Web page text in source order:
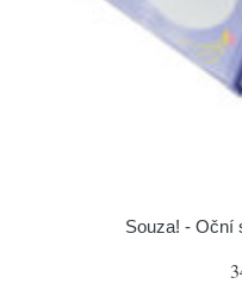
Souza! - Oční